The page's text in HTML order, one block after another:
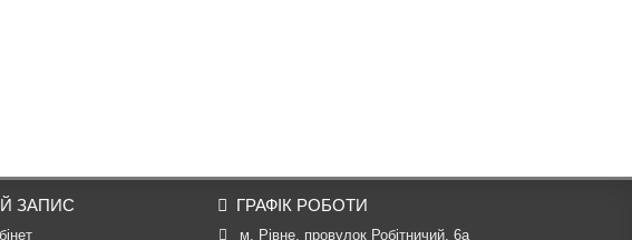
ЗАПИС ГРАФІК РОБОТИ
м. Рівне, провулок Робітничий, 6а